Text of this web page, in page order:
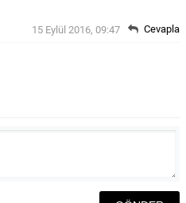
15 Eylül 2016, 09:47 Cevapla